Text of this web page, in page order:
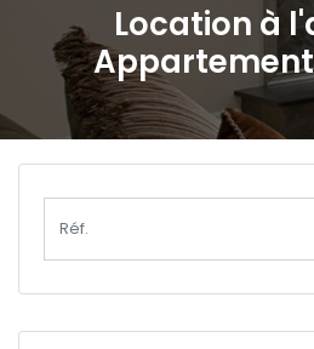
Location à